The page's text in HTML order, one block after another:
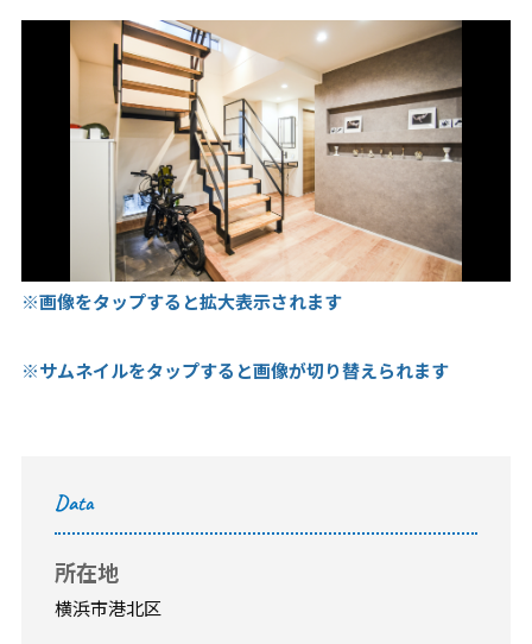
※画像をタップすると拡大表示されます
※サムネイルをタップすると画像が切り替えられます
Data
所在地
横浜市港北区